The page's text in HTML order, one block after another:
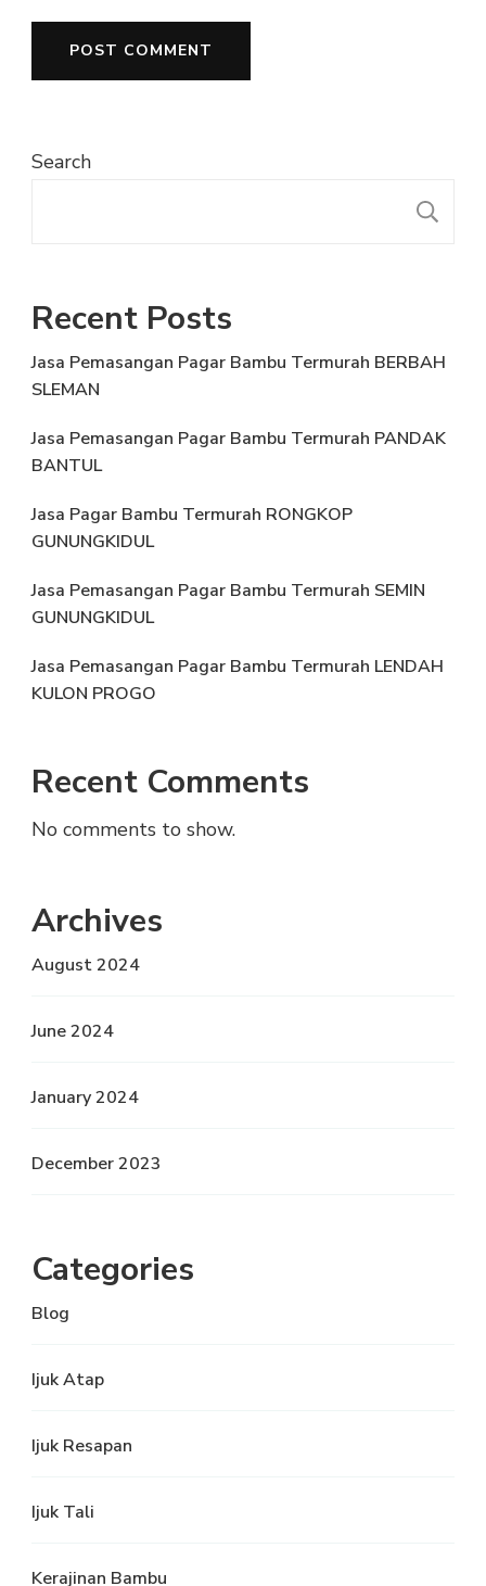
Search
Recent Posts
Jasa Pemasangan Pagar Bambu Termurah BERBAH
SLEMAN
Jasa Pemasangan Pagar Bambu Termurah PANDAK
BANTUL
Jasa Pagar Bambu Termurah RONGKOP
GUNUNGKIDUL
Jasa Pemasangan Pagar Bambu Termurah SEMIN
GUNUNGKIDUL
Jasa Pemasangan Pagar Bambu Termurah LENDAH
KULON PROGO
Recent Comments
No comments to show.
Archives
August 2024
June 2024
January 2024
December 2023
Categories
Blog
Ijuk Atap
Ijuk Resapan
Ijuk Tali
Kerajinan Bambu